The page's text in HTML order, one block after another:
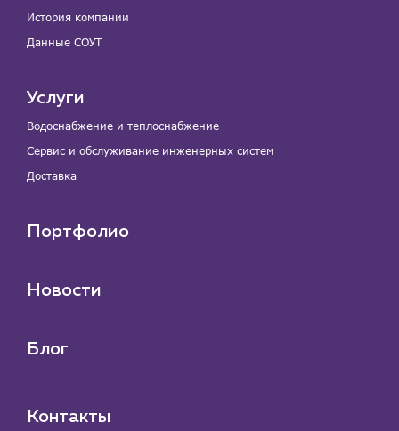
История компании
Данные СОУТ
Услуги
Водоснабжение и теплоснабжение
Сервис и обслуживание инженерных систем
Доставка
Портфолио
Новости
Блог
Контакты